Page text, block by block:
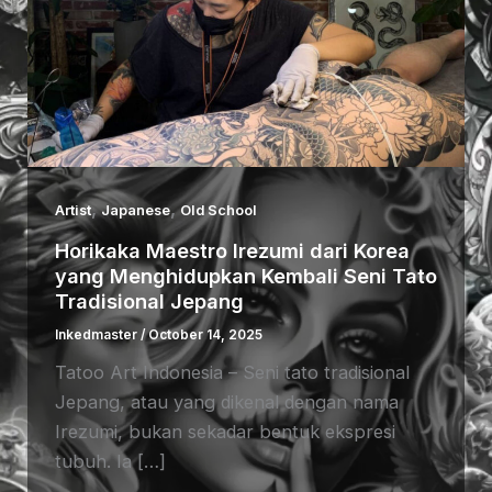
Artist,Japanese,Old School
Horikaka Maestro Irezumi dari Korea
yang Menghidupkan Kembali Seni Tato
Tradisional Jepang
Inkedmaster /October 14, 2025
Tatoo Art Indonesia – Seni tato tradisional
Jepang, atau yang dikenal dengan nama
Irezumi, bukan sekadar bentuk ekspresi
tubuh. Ia […]